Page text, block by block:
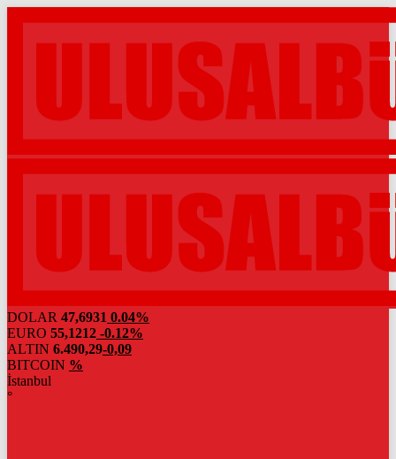
DOLAR 47,6931 0.04%
EURO 55,1212 -0.12%
ALTIN 6.490,29-0,09
BITCOIN %
İstanbul
°